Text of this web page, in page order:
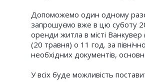
Допоможемо один одному
запрошуємо вже в цю суботу
оренди житла в місті Ванкувер
(20 травня) о 11 год. за
необхідних документів,
У всіх буде можливість